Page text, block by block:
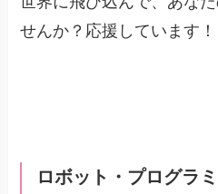
せんか？応援しています！
ロボット・プログラ